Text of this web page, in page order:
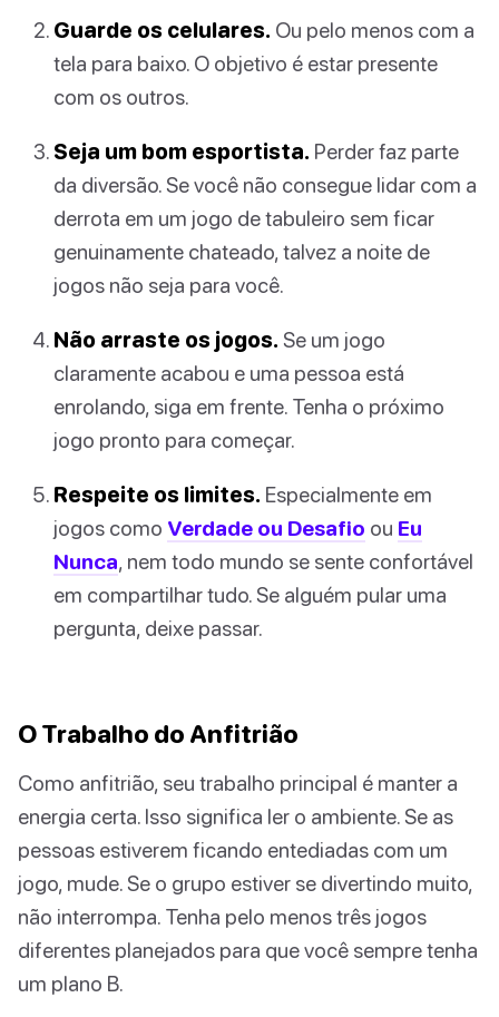
Guarde os celulares. Ou pelo menos com a
tela para baixo. O objetivo é estar presente
com os outros.
Seja um bom esportista. Perder faz parte
da diversão. Se você não consegue lidar com a
derrota em um jogo de tabuleiro sem ficar
genuinamente chateado, talvez a noite de
jogos não seja para você.
Não arraste os jogos. Se um jogo
claramente acabou e uma pessoa está
enrolando, siga em frente. Tenha o próximo
jogo pronto para começar.
Respeite os limites. Especialmente em
jogos como Verdade ou Desafio ou Eu
Nunca, nem todo mundo se sente confortável
em compartilhar tudo. Se alguém pular uma
pergunta, deixe passar.
O Trabalho do Anfitrião
Como anfitrião, seu trabalho principal é manter a
energia certa. Isso significa ler o ambiente. Se as
pessoas estiverem ficando entediadas com um
jogo, mude. Se o grupo estiver se divertindo muito,
não interrompa. Tenha pelo menos três jogos
diferentes planejados para que você sempre tenha
um plano B.